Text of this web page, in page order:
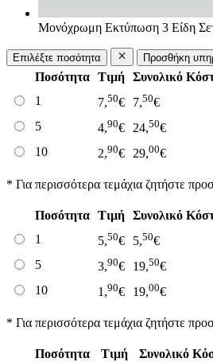
Μονόχρωμη Εκτύπωση 3 Είδη
Επιλέξτε ποσότητα Προσθήκη
Ποσότητα Τιμή Συνολικό
1
7,50€ 7,50€
5
4,90€ 24,50€
10
2,90€ 29,00€
* Για περισσότερα τεμάχια ζητήστε
Ποσότητα Τιμή Συνολικό
1
5,50€ 5,50€
5
3,90€ 19,50€
10
1,90€ 19,00€
* Για περισσότερα τεμάχια ζητήστε
Ποσότητα Τιμή
Συνολικό